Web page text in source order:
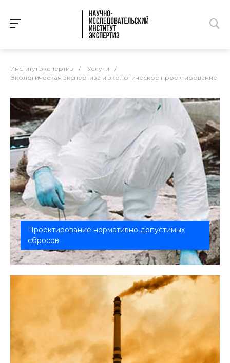
Институт экспертиз / Услуги
/
Экологическая экспертиза и экологическое проектирование
Проектирование нормативно допустимых
сбросов
Проектирование необходимо для получения